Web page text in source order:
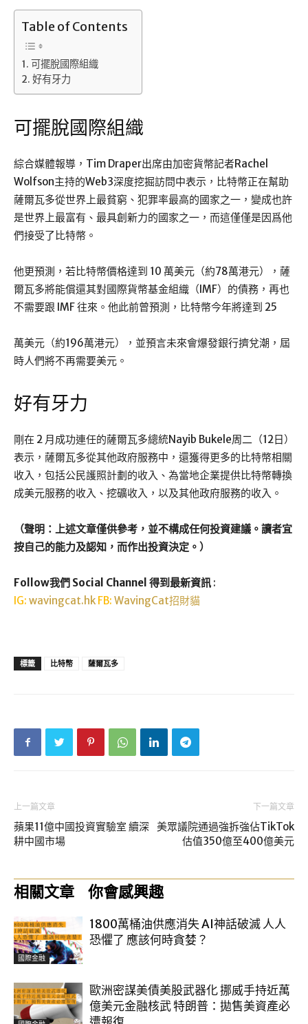
Table of Contents
可擺脫國際組織
好有牙力
可擺脫國際組織
綜合媒體報導，Tim Draper出席由加密貨幣記者Rachel
Wolfson主持的Web3深度挖掘訪問中表示，比特幣正在幫助
薩爾瓦多從世界上最貧窮、犯罪率最高的國家之一，變成也許
是世界上最富有、最具創新力的國家之一，而這僅僅是因爲他
們接受了比特幣。
他更預測，若比特幣價格達到 10 萬美元（約78萬港元），薩
爾瓦多將能償還其對國際貨幣基金組織（IMF）的債務，再也
不需要跟 IMF 往來。他此前曾預測，比特幣今年將達到 25
萬美元（約196萬港元），並預言未來會爆發銀行擠兌潮，屆
時人們將不再需要美元。
好有牙力
剛在 2 月成功連任的薩爾瓦多總統Nayib Bukele周二（12日）
表示，薩爾瓦多從其他政府服務中，還獲得更多的比特幣相關
收入，包括公民護照計劃的收入、為當地企業提供比特幣轉換
成美元服務的收入、挖礦收入，以及其他政府服務的收入。
（聲明：上述文章僅供參考，並不構成任何投資建議。讀者宜
按自己的能力及認知，而作出投資決定。）
Follow我們 Social Channel 得到最新資訊 :
IG: wavingcat.hk FB: WavingCat招財貓
標籤 比特幣 薩爾瓦多
上一篇文章
蘋果11億中國投資實驗室 續深
耕中國市場
下一篇文章
美眾議院通過強拆強佔TikTok
估值350億至400億美元
相關文章 你會感興趣
國際金融
1800萬桶油供應消失 AI神話破滅 人人
恐懼了 應該何時貪婪？
歐洲密謀美債美股武器化 挪威手持近萬
億美元金融核武 特朗普：拋售美資產必